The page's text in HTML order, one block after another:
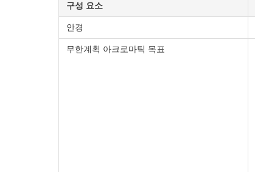
구성 요소
안경
무한계획 아크로마틱 목표